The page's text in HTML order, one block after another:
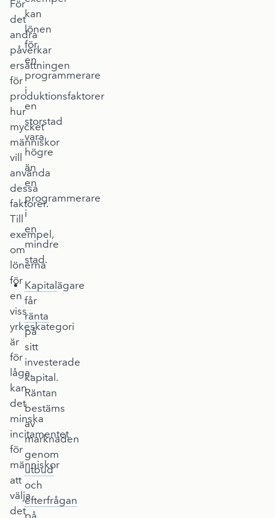
kan
lönen
för
en
programmerare
i
en
storstad
vara
högre
än
en
programmerare
i
en
mindre
stad.
Kapital ägare
får
ränta
på
sitt
investerade
kapital.
Räntan
bestäms
av
marknaden
genom
utbud
och
efterfrågan
på
För
det
andra
påverkar
ersättningen
för
produktionsfaktorer
hur
mycket
människor
vill
använda
dessa
faktorer.
Till
exempel,
om
lönerna
för
en
viss
yrkeskategori
är
för
låga,
kan
det
minska
incitamentet
för
människor
att
välja
det